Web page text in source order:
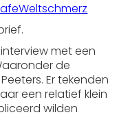
met een
de
Er tekenden
een relatief klein
wilden